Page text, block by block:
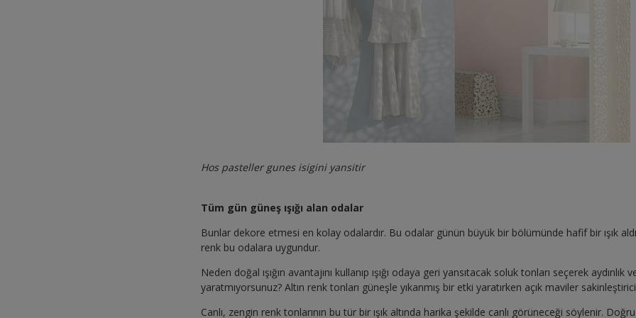
Hos pasteller gunes isigini yansitir
Tüm gün güneş ışığı alan odalar
Bunlar dekore etmesi en kolay odalardır. Bu odalar günün büyük bir bölümünde hafif bir ışık
renk bu odalara uygundur.
Neden doğal ışığın avantajını kullanıp ışığı odaya geri yansıtacak soluk tonları seçerek aydınlık
yaratmıyorsunuz? Altın renk tonları güneşle yıkanmış bir etki yaratırken açık maviler
Canlı, zengin renk tonlarının bu tür bir ışık altında harika şekilde canlı görüneceği söylenir.